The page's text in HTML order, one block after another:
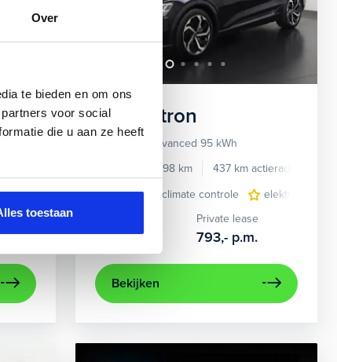
Over
te bieden en om ons
voor social
die u aan ze heeft
toestaan
elektrisch glazen panorama-dak lederen bekleding
Android Auto electronic climate controle
lichtmetalen
Audi e-tron
55 quattro Advanced 95 kWh
34.998 km 437 km actieradius
electronic climate controle
elektrisch
36.895,-
Private lease
793,- p.m.
Bekijken